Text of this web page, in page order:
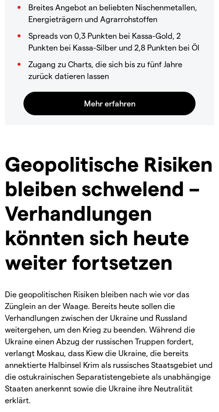
Breites Angebot an beliebten Nischenmetallen,
Energieträgern und Agrarrohstoffen
Spreads von 0,3 Punkten bei Kassa-Gold, 2
Punkten bei Kassa-Silber und 2,8 Punkten bei Öl
Zugang zu Charts, die sich bis zu fünf Jahre
zurück datieren lassen
Geopolitische Risiken
bleiben schwelend –
Verhandlungen
könnten sich heute
weiter fortsetzen
Die geopolitischen Risiken bleiben nach wie vor das
Zünglein an der Waage. Bereits heute sollen die
Verhandlungen zwischen der Ukraine und Russland
weitergehen, um den Krieg zu beenden. Während die
Ukraine einen Abzug der russischen Truppen fordert,
verlangt Moskau, dass Kiew die Ukraine, die bereits
annektierte Halbinsel Krim als russisches Staatsgebiet und
die ostukrainischen Separatistengebiete als unabhängige
Staaten anerkennt sowie die Ukraine ihre Neutralität
erklärt.